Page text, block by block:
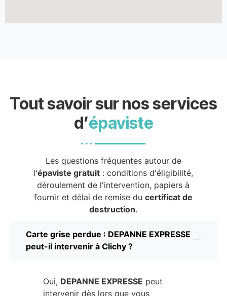
Tout savoir sur nos services
d’épaviste
Les questions fréquentes autour de
l'épaviste gratuit : conditions d'éligibilité,
déroulement de l'intervention, papiers à
fournir et délai de remise ducertificat de
destruction.
Carte grise perdue : DEPANNE EXPRESSE
peut-il intervenir à Clichy ?
Oui, DEPANNE EXPRESSE peut
intervenir dès lors que vous